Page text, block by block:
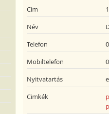
Cím
Név
Telefon
Mobiltelefon
Nyitvatartás
Cimkék